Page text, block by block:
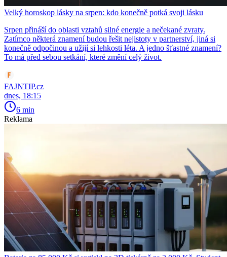
Velký horoskop lásky na srpen: kdo konečně potká svoji lásku
Srpen přináší do oblasti vztahů silné energie a nečekané zvraty.
Zatímco některá znamení budou řešit nejistoty v partnerství, jiná si
konečně odpočinou a užijí si lehkosti léta. A jedno šťastné znamení?
To má před sebou setkání, které změní celý život.
FAJNTIP.cz
dnes, 18:15
6 min
Reklama